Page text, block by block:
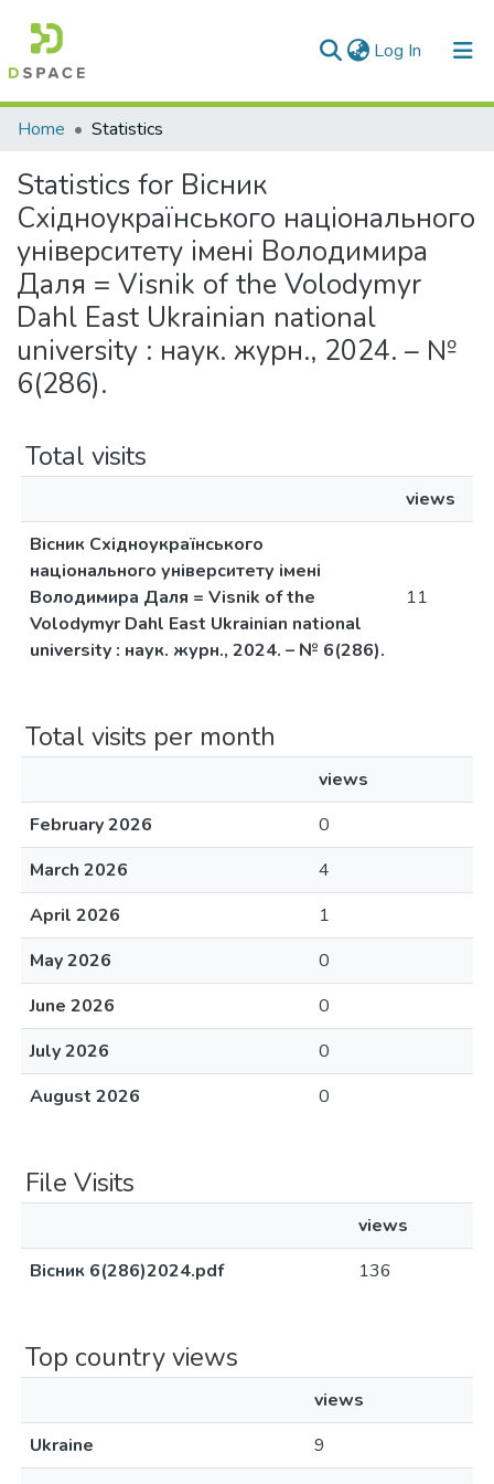
Log In (current)
Communities & Collections
All of DSpace
Home Statistics
Statistics for Вісник
Східноукраїнського національного
університету імені Володимира
Даля = Visnik of the Volodymyr
Dahl East Ukrainian national
university : наук. журн., 2024. – №
6(286).
Total visits
views
Вісник Східноукраїнського
національного університету імені
Володимира Даля = Visnik of the
Volodymyr Dahl East Ukrainian national
university : наук. журн., 2024. – № 6(286).
11
Total visits per month
views
February 2026
0
March 2026
4
April 2026
1
May 2026
0
June 2026
0
July 2026
0
August 2026
0
File Visits
views
Вісник 6(286)2024.pdf
136
Top country views
views
Ukraine
9